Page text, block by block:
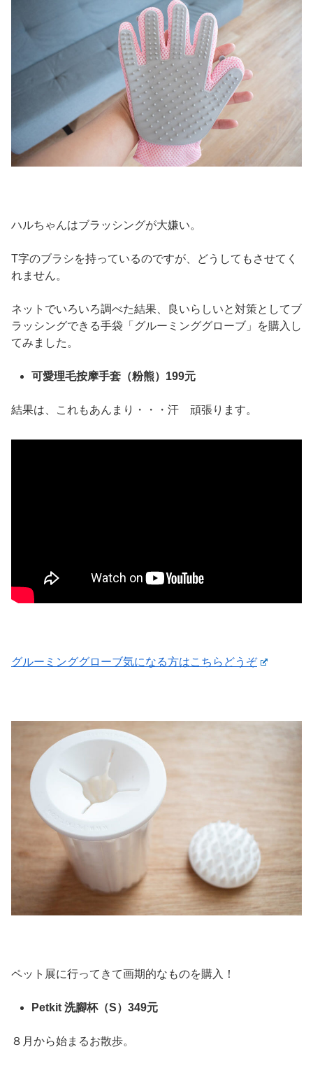
ハルちゃんはブラッシングが大嫌い。
T字のブラシを持っているのですが、どうしてもさせてく
れません。
ネットでいろいろ調べた結果、良いらしいと対策としてブ
ラッシングできる手袋「グルーミンググローブ」を購入し
てみました。
可愛理毛按摩手套（粉熊）199元
結果は、これもあんまり・・・汗 頑張ります。
グルーミンググローブ気になる方はこちらどうぞ
ペット展に行ってきて画期的なものを購入！
Petkit 洗腳杯（S）349元
８月から始まるお散歩。